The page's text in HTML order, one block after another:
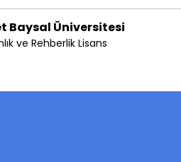
Baysal Üniversitesi
ve Rehberlik Lisans